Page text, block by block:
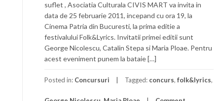
suflet , Asociatia Culturala CIVIS MART va invita in
data de 25 februarie 2011, incepand cu ora 19, la
Cinema Patria din Bucuresti, la prima editie a
festivalului Folk&Lyrics. Invitatii primei editii sunt
George Nicolescu, Catalin Stepa si Maria Ploae. Pentru
acest eveniment punem la bataie […]
Posted in: Concursuri Tagged: concurs, folk&lyrics,